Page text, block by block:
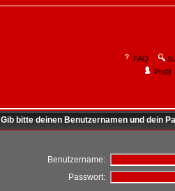
FAQ
Profil
Gib bitte deinen Benutzernamen und dein
Benutzername:
Passwort: